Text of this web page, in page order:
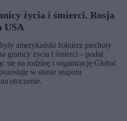
życia i śmierci. Rosja
USA
amerykański żołnierz piechoty
granicy życia i śmierci – podał
się na rodzinę i organizację Global
w stanie stuporu
otoczenie.